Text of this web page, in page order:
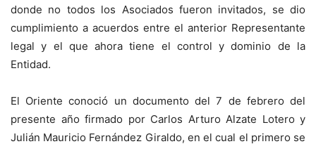
donde no todos los Asociados fueron invitados, se dio
cumplimiento a acuerdos entre el anterior Representante
legal y el que ahora tiene el control y dominio de la
Entidad.
El Oriente conoció un documento del 7 de febrero del
presente año firmado por Carlos Arturo Alzate Lotero y
Julián Mauricio Fernández Giraldo, en el cual el primero se